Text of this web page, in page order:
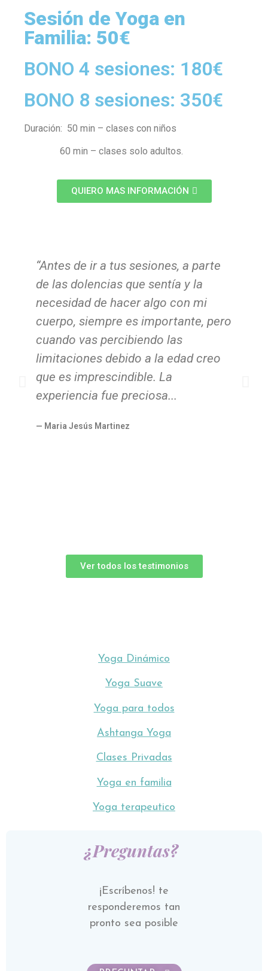
Sesión de Yoga en
Familia: 50€
BONO 4 sesiones: 180€
BONO 8 sesiones: 350€
Duración: 50 min – clases con niños
60 min – clases solo adultos.
QUIERO MAS INFORMACIÓN
“Antes de ir a tus sesiones, a parte
de las dolencias que sentía y la
necesidad de hacer algo con mi
cuerpo, siempre es importante, pero
cuando vas percibiendo las
limitaciones debido a la edad creo
que es imprescindible. La
experiencia fue preciosa...
— Maria Jesús Martinez
Ver todos los testimonios
Yoga Dinámico
Yoga Suave
Yoga para todos
Ashtanga Yoga
Clases Privadas
Yoga en familia
Yoga terapeutico
¿Preguntas?
¡Escríbenos! te
responderemos tan
pronto sea posible